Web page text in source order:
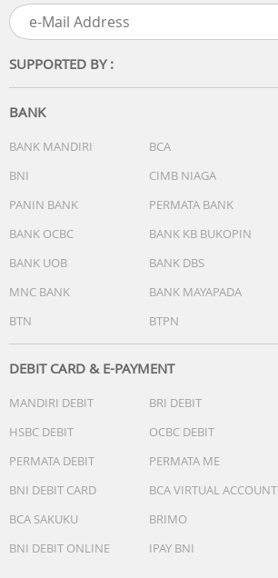
SUPPORTED BY :
BANK
BANK MANDIRI BCA
BNI
CIMB NIAGA
PANIN BANK
PERMATA BANK
BANK OCBC
BANK KB BUKOPIN
BANK UOB
BANK DBS
MNC BANK
BANK MAYAPADA
BTN
BTPN
DEBIT CARD & E-PAYMENT
MANDIRI DEBIT BRI DEBIT
HSBC DEBIT
OCBC DEBIT
PERMATA DEBIT
PERMATA ME
BNI DEBIT CARD
BCA VIRTUAL ACCOUNT
BCA SAKUKU
BRIMO
BNI DEBIT ONLINE
IPAY BNI